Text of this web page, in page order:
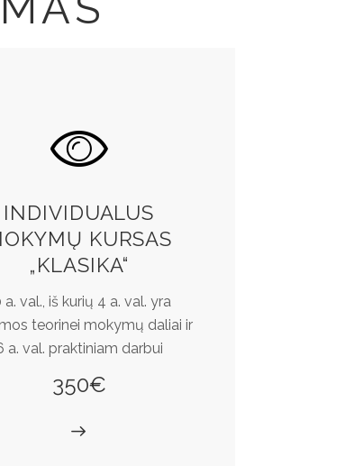
INDIVIDUALUS
KURSAS
„KLASIKA“
a. val., iš kurių 4 a. val. yra
teorinei mokymų daliai ir
a. val. praktiniam darbui
350€